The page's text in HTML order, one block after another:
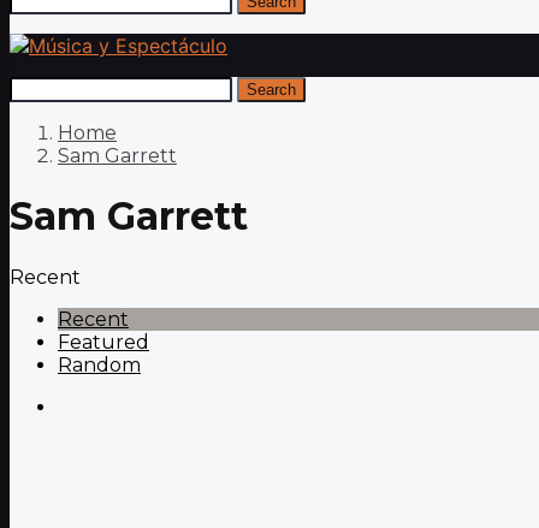
Search
Home
Sam Garrett
Sam Garrett
Recent
Recent
Featured
Random